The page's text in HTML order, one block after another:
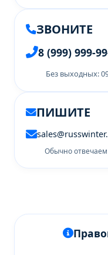
ЗВОНИТЕ
8 (999) 999-
Без выходных:
ПИШИТЕ
Обычно отвечаем